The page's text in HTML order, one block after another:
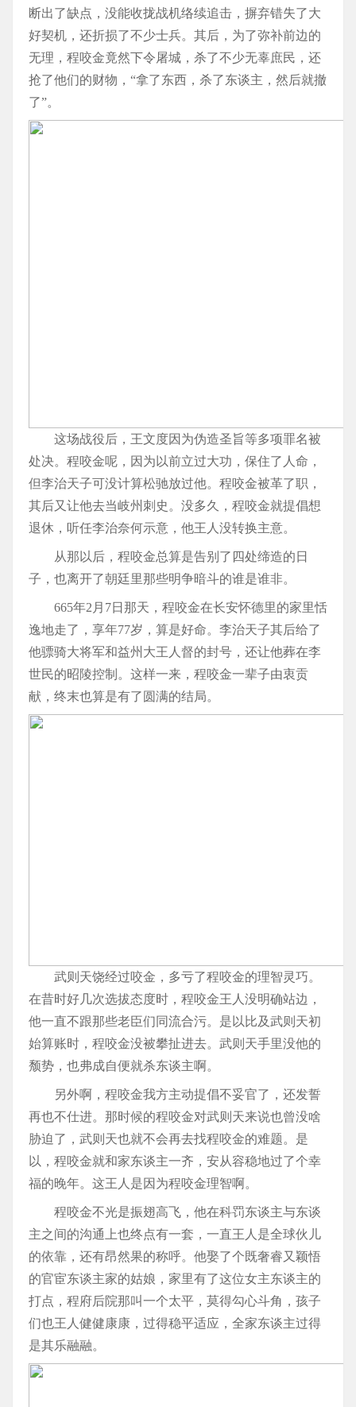
断出了缺点，没能收拢战机络续追击，摒弃错失了大
好契机，还折损了不少士兵。其后，为了弥补前边的
无理，程咬金竟然下令屠城，杀了不少无辜庶民，还
抢了他们的财物，“拿了东西，杀了东谈主，然后就撤
了”。
这场战役后，王文度因为伪造圣旨等多项罪名被
处决。程咬金呢，因为以前立过大功，保住了人命，
但李治天子可没计算松驰放过他。程咬金被革了职，
其后又让他去当岐州刺史。没多久，程咬金就提倡想
退休，听任李治奈何示意，他王人没转换主意。
从那以后，程咬金总算是告别了四处缔造的日
子，也离开了朝廷里那些明争暗斗的谁是谁非。
665年2月7日那天，程咬金在长安怀德里的家里恬
逸地走了，享年77岁，算是好命。李治天子其后给了
他骠骑大将军和益州大王人督的封号，还让他葬在李
世民的昭陵控制。这样一来，程咬金一辈子由衷贡
献，终末也算是有了圆满的结局。
武则天饶经过咬金，多亏了程咬金的理智灵巧。
在昔时好几次选拔态度时，程咬金王人没明确站边，
他一直不跟那些老臣们同流合污。是以比及武则天初
始算账时，程咬金没被攀扯进去。武则天手里没他的
颓势，也弗成自便就杀东谈主啊。
另外啊，程咬金我方主动提倡不妥官了，还发誓
再也不仕进。那时候的程咬金对武则天来说也曾没啥
胁迫了，武则天也就不会再去找程咬金的难题。是
以，程咬金就和家东谈主一齐，安从容稳地过了个幸
福的晚年。这王人是因为程咬金理智啊。
程咬金不光是振翅高飞，他在科罚东谈主与东谈
主之间的沟通上也终点有一套，一直王人是全球伙儿
的依靠，还有昂然果的称呼。他娶了个既奢睿又颖悟
的官宦东谈主家的姑娘，家里有了这位女主东谈主的
打点，程府后院那叫一个太平，莫得勾心斗角，孩子
们也王人健健康康，过得稳平适应，全家东谈主过得
是其乐融融。